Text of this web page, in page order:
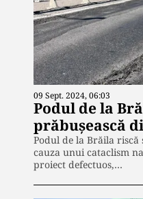
09 Sept. 2024, 06:03
Podul de la
prăbușească
Podul de la Brăila riscă
cauza unui cataclism
proiect defectuos,…